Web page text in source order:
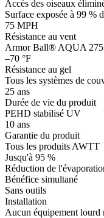
Accès des oiseaux
Surface exposée à 99 %
75 MPH
Résistance au vent
Armor Ball® AQUA 275
–70 °F
Résistance au gel
Tous les systèmes de
25 ans
Durée de vie du produit
PEHD stabilisé UV
10 ans
Garantie du produit
Tous les produits AWTT
Jusqu'à 95 %
Réduction de
Bénéfice simultané
Sans outils
Installation
Aucun équipement lourd